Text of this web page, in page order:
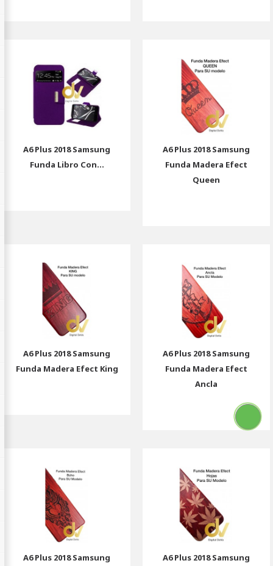
A6 Plus 2018 Samsung
Funda Libro Con...
A6 Plus 2018 Samsung
Funda Madera Efect
Queen
A6 Plus 2018 Samsung
Funda Madera Efect King
A6 Plus 2018 Samsung
Funda Madera Efect
Ancla
A6 Plus 2018 Samsung
A6 Plus 2018 Samsung